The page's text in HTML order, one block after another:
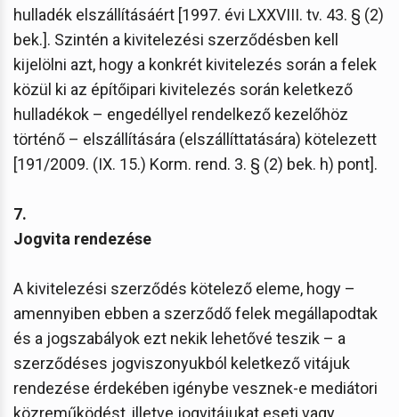
hulladék elszállításáért [1997. évi LXXVIII. tv. 43. § (2)
bek.]. Szintén a kivitelezési szerződésben kell
kijelölni azt, hogy a konkrét kivitelezés során a felek
közül ki az építőipari kivitelezés során keletkező
hulladékok – engedéllyel rendelkező kezelőhöz
történő – elszállítására (elszállíttatására) kötelezett
[191/2009. (IX. 15.) Korm. rend. 3. § (2) bek. h) pont].
7.
Jogvita rendezése
A kivitelezési szerződés kötelező eleme, hogy –
amennyiben ebben a szerződő felek megállapodtak
és a jogszabályok ezt nekik lehetővé teszik – a
szerződéses jogviszonyukból keletkező vitájuk
rendezése érdekében igénybe vesznek-e mediátori
közreműködést, illetve jogvitájukat eseti vagy